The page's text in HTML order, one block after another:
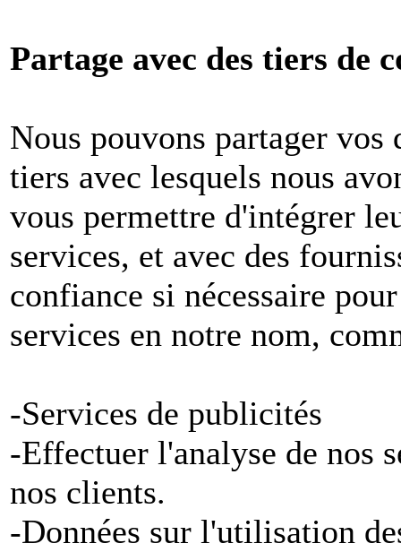
Partage avec des tiers de
Nous pouvons partager vos
tiers avec lesquels nous
vous permettre d'intégrer
services, et avec des
confiance si nécessaire
services en notre nom,
-Services de publicités
-Effectuer l'analyse de nos
nos clients.
-Données sur l'utilisation